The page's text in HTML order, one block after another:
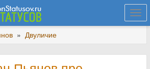
» Двуличие